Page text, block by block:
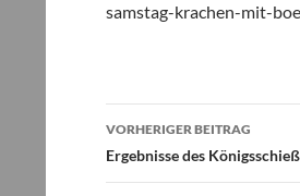
samstag-krachen-mit-
VORHERIGER BEITRAG
Ergebnisse des